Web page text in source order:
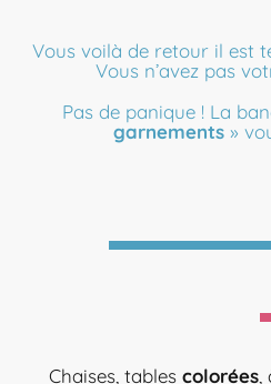
Vous voilà de retour il est
Vous n’avez pas
Pas de panique ! La
garnements »
Chaises, tables colorées,